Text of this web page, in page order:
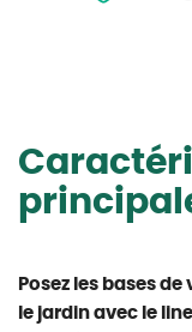
Posez les bases
le jardin avec le